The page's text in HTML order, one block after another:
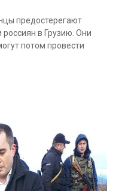
предостерегают
в Грузию. Они
потом провести